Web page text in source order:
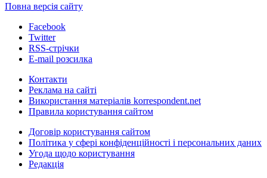
Повна версія сайту
Facebook
Twitter
RSS-стрічки
E-mail розсилка
Контакти
Реклама на сайті
Використання матеріалів korrespondent.net
Правила користування сайтом
Договір користування сайтом
Політика у сфері конфіденційності і персональних даних
Угода щодо користування
Редакція